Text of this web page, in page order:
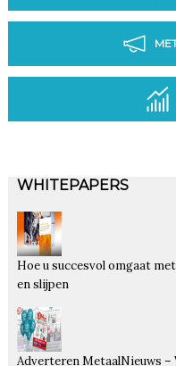
WHITEPAPERS
Hoe u succesvol omgaat
en slijpen
Adverteren MetaalNieuws –